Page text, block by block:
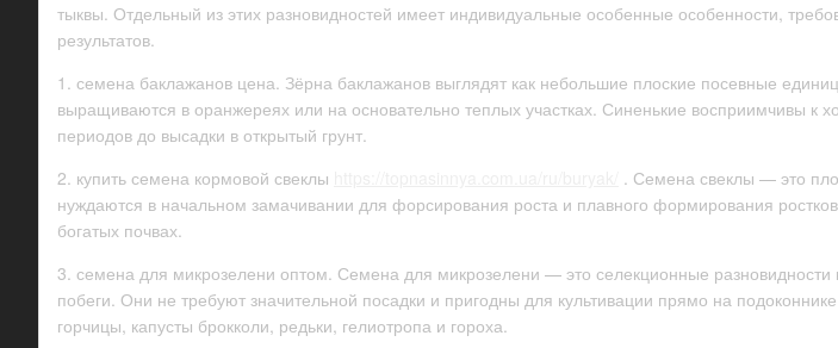
тыквы. Отдельный из этих разновидностей имеет индивидуальные особенные особенности,
результатов.
1. семена баклажанов цена. Зёрна баклажанов выглядят как небольшие плоские посевные
выращиваются в оранжереях или на основательно теплых участках. Синенькие восприимчивы к
периодов до высадки в открытый грунт.
2. купить семена кормовой свеклы
. Семена свеклы — это
нуждаются в начальном замачивании для форсирования роста и плавного формирования
богатых почвах.
3. семена для микрозелени оптом. Семена для микрозелени — это селекционные
побеги. Они не требуют значительной посадки и пригодны для культивации прямо на
горчицы, капусты брокколи, редьки, гелиотропа и гороха.